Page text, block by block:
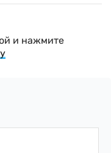
и нажмите